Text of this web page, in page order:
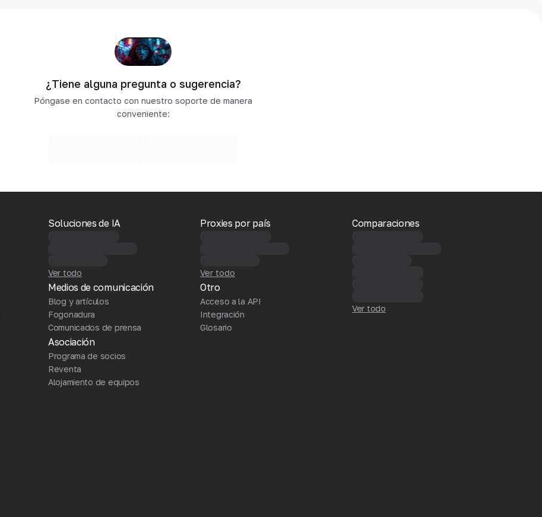
¿Tiene alguna pregunta o sugerencia?
Póngase en contacto con nuestro soporte de manera
conveniente:
Soluciones de IA
Ver todo
Medios de comunicación
Blog y artículos
Fogonadura
Comunicados de prensa
Asociación
Programa de socios
Reventa
Alojamiento de equipos
Proxies por país
Ver todo
Otro
Acceso a la API
Integración
Glosario
Comparaciones
Ver todo